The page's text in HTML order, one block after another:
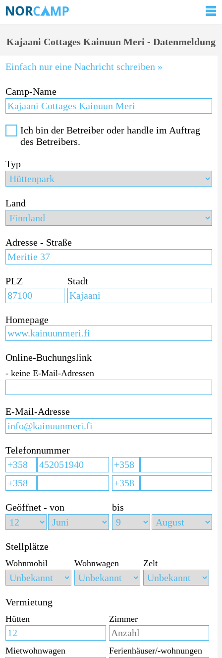
Kajaani Cottages Kainuun Meri - Datenmeldung
Einfach nur eine Nachricht schreiben »
Camp-Name
Ich bin der Betreiber oder handle im Auftrag
des Betreibers.
Typ
Land
Adresse - Straße
PLZ Stadt
Homepage
Online-Buchungslink
- keine E-Mail-Adressen
E-Mail-Adresse
Telefonnummer
Geöffnet - von bis
Stellplätze
Wohnmobil Wohnwagen Zelt
Vermietung
Hütten Zimmer
Mietwohnwagen Ferienhäuser/-wohnungen